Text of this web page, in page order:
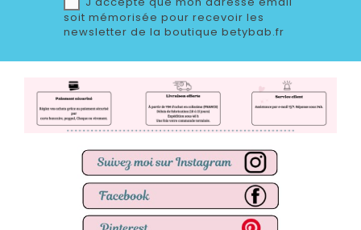
soit mémorisée pour recevoir les
newsletter de la boutique betybab.fr